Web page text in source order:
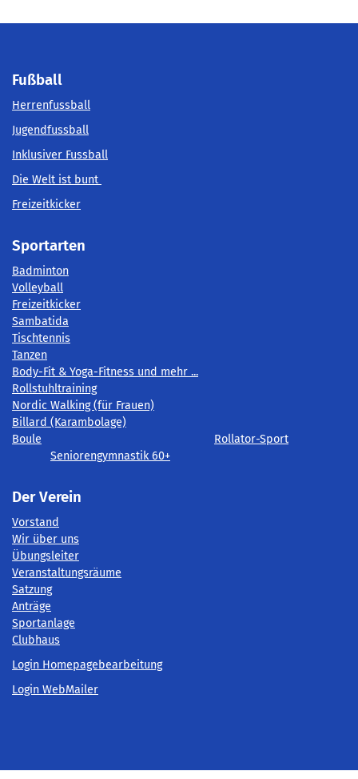
Fußball
Herrenfussball
Jugendfussball
Inklusiver Fussball
Die Welt ist bunt
Freizeitkicker
Sportarten
Badminton
Volleyball
Freizeitkicker
Sambatida
Tischtennis
Tanzen
Body-Fit & Yoga-Fitness und mehr ...
Rollstuhltraining
Nordic Walking (für Frauen)
Billard (Karambolage)
Boule
Rollator-Sport
Seniorengymnastik 60+
Der Verein
Vorstand
Wir über uns
Übungsleiter
Veranstaltungsräume
Satzung
Anträge
Sportanlage
Clubhaus
Login Homepagebearbeitung
Login WebMailer